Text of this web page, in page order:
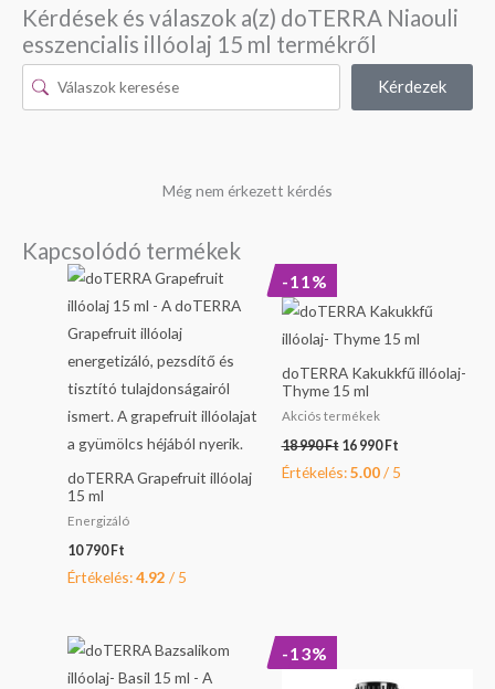
Kérdések és válaszok a(z) doTERRA Niaouli
esszencialis illóolaj 15 ml termékről
Kérdezek
Még nem érkezett kérdés
Kapcsolódó termékek
doTERRA Grapefruit illóolaj
15 ml
Energizáló
10 790Ft
Értékelés:4.92 / 5
-11%
doTERRA Kakukkfű illóolaj-
Thyme 15 ml
Akciós termékek
18 990Ft
was:
990 Ft.
16 990Ft
is:
990 Ft.
Értékelés:5.00/ 5
-13%
was: